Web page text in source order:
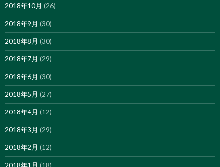
2018年10月 (26)
2018年9月 (30)
2018年8月 (30)
2018年7月 (29)
2018年6月 (30)
2018年5月 (27)
2018年4月 (12)
2018年3月 (29)
2018年2月 (12)
2018年1月 (18)